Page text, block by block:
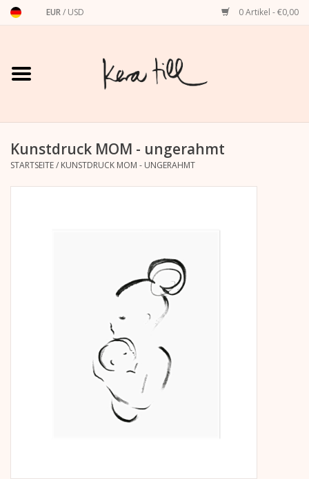
EUR/ USD 0 Artikel - €0,00
Startseite
Art Prints
Kunstdruck MOM - ungerahmt
STARTSEITE/ KUNSTDRUCK MOM - UNGERAHMT